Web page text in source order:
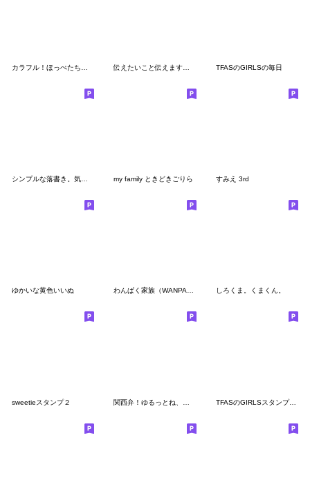
TFASのGIRLSの毎日
my family ときどきごりら すみえ 3rd
ゆかいな黄色いいぬ わんぱく家族（WANPAKU HOUSE） しろくま。くまくん。
sweetieスタンプ２ TFASのGIRLSスタンプ♡敬語